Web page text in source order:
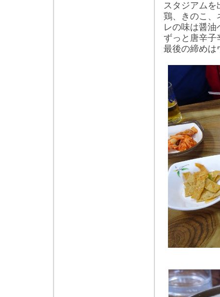
スタジアムを
鶏、きのこ、
レの味は醤
ずっと唐辛子
最後の締めは